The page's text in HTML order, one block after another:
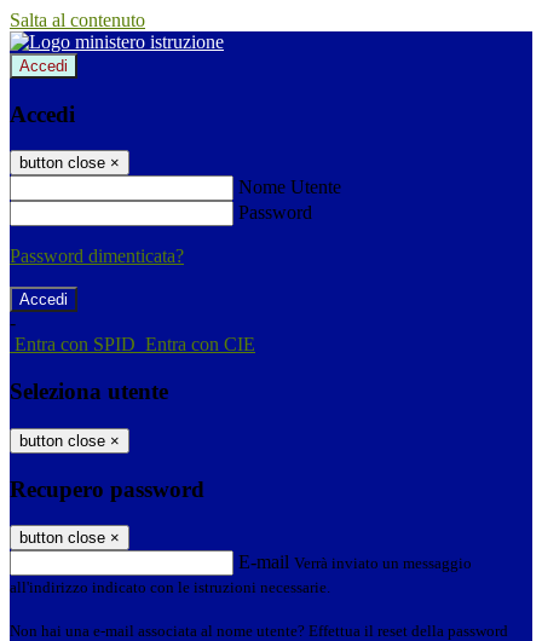
Salta al contenuto
Accedi
Accedi
button close ×
Nome Utente
Password
Password dimenticata?
-
Entra con SPID Entra con CIE
Seleziona utente
button close ×
Recupero password
button close ×
E-mail Verrà inviato un messaggio
all'indirizzo indicato con le istruzioni necessarie.
Non hai una e-mail associata al nome utente? Effettua il reset della password